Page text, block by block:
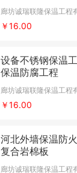
廊坊诚瑞联隆保温工程
￥16.00
设备不锈钢保温
保温防腐工程
廊坊诚瑞联隆保温工程
￥16.00
河北外墙保温防
复合岩棉板
廊坊诚瑞联隆保温工程